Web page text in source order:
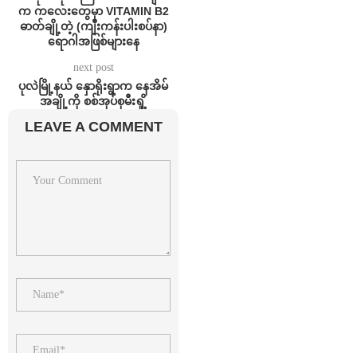
က ကလေးတွေမှာ VITAMIN B2
ဓာတ်ချို့တဲ့ (ကျီးကန်းပါးစပ်နာ)
ရောဂါအဖြစ်များနေ
next post
ပုလဲမြို့နယ် နှောရိုးရွာက နေအိမ်
အချို့ကို စစ်အုပ်စုမီးရှို့
LEAVE A COMMENT